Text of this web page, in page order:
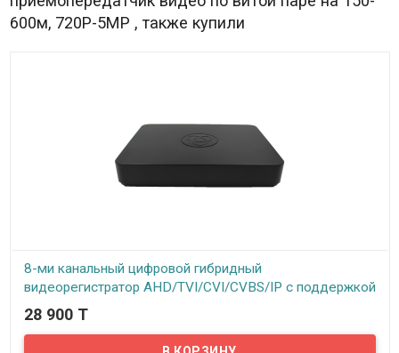
600м, 720Р-5MP , также купили
8-ми канальный цифровой гибридный
видеорегистратор AHD/TVI/CVI/CVBS/IP с поддержкой
1 HDD до 8Tb, модель VHVR-6708 (rev 1.0 1HDD)
28 900 T